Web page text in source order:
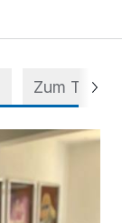
Zum Thema